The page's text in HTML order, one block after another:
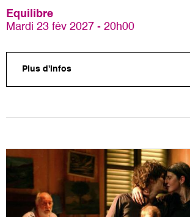
Equilibre
Mardi 23 fév 2027 - 20h00
Plus d'infos